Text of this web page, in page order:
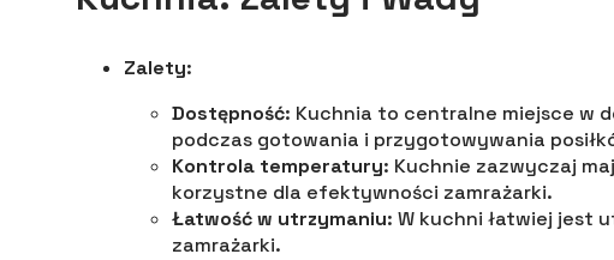
Zalety:
Dostępność: Kuchnia to centralne miejsce w
podczas gotowania i przygotowywania
Kontrola temperatury: Kuchnie zazwyczaj
korzystne dla efektywności zamrażarki.
Łatwość w utrzymaniu: W kuchni łatwiej jest
zamrażarki.